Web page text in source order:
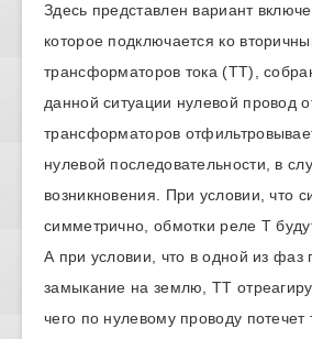
Здесь представлен вариант
которое подключается ко
трансформаторов тока (ТТ),
данной ситуации нулевой провод
трансформаторов
нулевой последовательности, в
возникновения. При условии, что
симметрично, обмотки реле Т
А при условии, что в одной из фаз
замыкание на землю, ТТ
чего по нулевому проводу потечет